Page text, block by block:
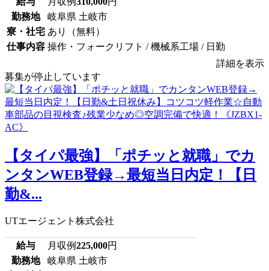
勤務地
岐阜県 土岐市
寮・社宅 あり（無料）
仕事内容 操作・フォークリフト / 機械系工場 / 日勤
詳細を表示
募集が停止しています
【タイパ最強】「ポチッと就職」でカ
ンタンWEB登録→最短当日内定！【日
勤&...
UTエージェント株式会社
給与 月収例225,000円
勤務地
岐阜県 土岐市